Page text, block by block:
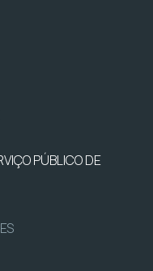
PÚBLICO DE